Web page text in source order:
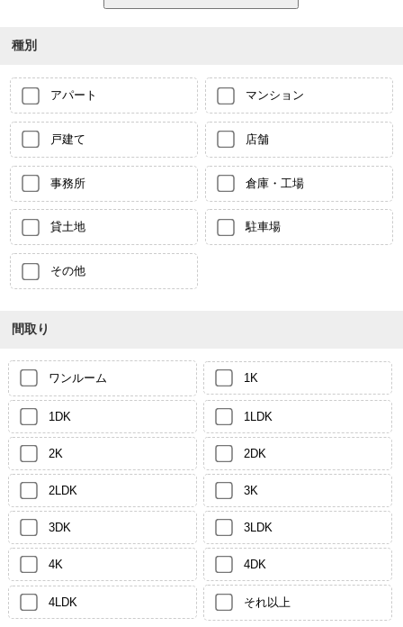
種別
アパート マンション
戸建て 店舗
事務所 倉庫・工場
貸土地 駐車場
その他
間取り
ワンルーム 1K
1DK 1LDK
2K 2DK
2LDK 3K
3DK 3LDK
4K 4DK
4LDK それ以上